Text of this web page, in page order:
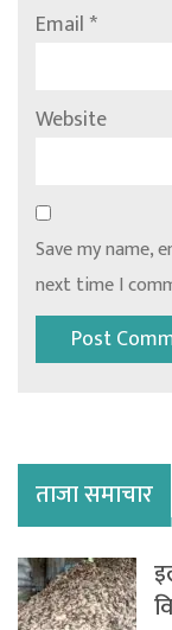
Email*
Website
Save my name,
next time I
ताजा समाचार